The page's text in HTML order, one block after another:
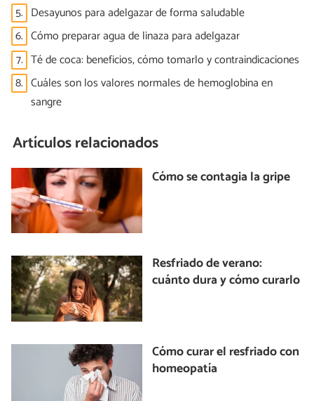
5. Desayunos para adelgazar de forma saludable
6. Cómo preparar agua de linaza para adelgazar
7. Té de coca: beneficios, cómo tomarlo y contraindicaciones
8. Cuáles son los valores normales de hemoglobina en
sangre
Artículos relacionados
Cómo se contagia la gripe
Resfriado de verano:
cuánto dura y cómo curarlo
Cómo curar el resfriado con
homeopatía